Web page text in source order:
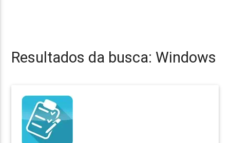
Resultados da busca: Windows